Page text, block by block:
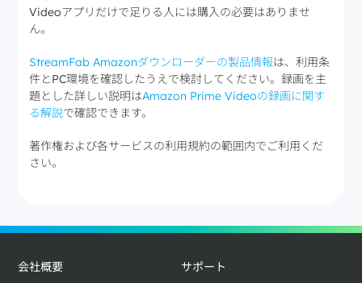
Videoアプリだけで足りる人には購入の必要はありませ
ん。
StreamFab Amazonダウンローダーの製品情報は、利用条
件とPC環境を確認したうえで検討してください。録画を主
題とした詳しい説明はAmazon Prime Videoの録画に関す
る解説で確認できます。
著作権および各サービスの利用規約の範囲内でご利用くだ
さい。
会社概要 サポート